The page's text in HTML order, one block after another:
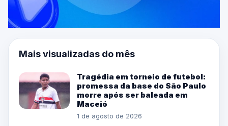
Mais visualizadas do mês
Tragédia em torneio de futebol:
promessa da base do São Paulo
morre após ser baleada em
Maceió
1 de agosto de 2026